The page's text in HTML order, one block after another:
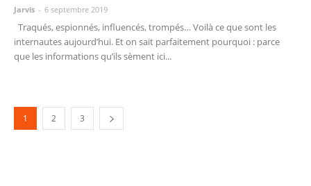
Jarvis - 6 septembre 2019
internautes aujourd’hui. Et on sait parfaitement pourquoi : parce
que les informations qu’ils sèment ici...
1 2 3